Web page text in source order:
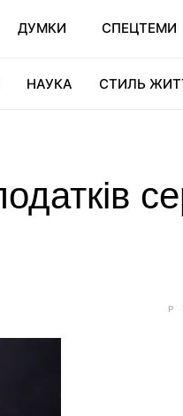
ДУМКИ СПЕЦТЕМИ
НАУКА СТИЛЬ